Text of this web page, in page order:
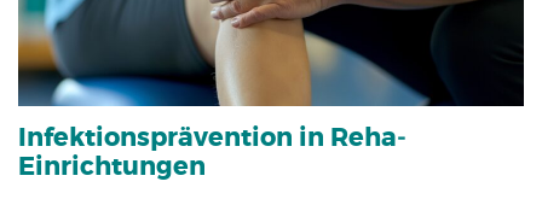
Infektions­prävention in Reha­
Einrichtungen